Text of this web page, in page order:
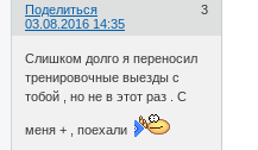
Поделиться
3
03.08.2016 14:35
Слишком долго я переносил
тренировочные выезды с
тобой , но не в этот раз . С
меня + , поехали